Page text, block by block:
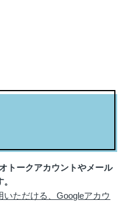
トークアカウントやメール
ただける、Googleアカウ